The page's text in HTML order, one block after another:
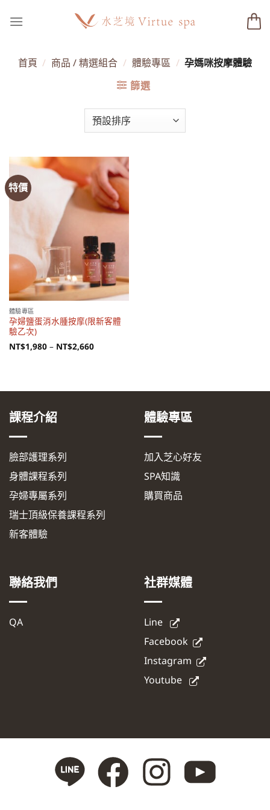
首頁 / 商品 / 精選組合 / 體驗專區 / 孕媽咪按摩體驗
篩選
特價
體驗專區
孕婦鹽蛋消水腫按摩(限新客體
驗乙次)
NT$1,980– NT$2,660
課程介紹
臉部護理系列
身體課程系列
孕婦專屬系列
瑞士頂級保養課程系列
新客體驗
體驗專區
加入芝心好友
SPA知識
購買商品
聯絡我們
QA
社群媒體
Line
Facebook
Instagram
Youtube